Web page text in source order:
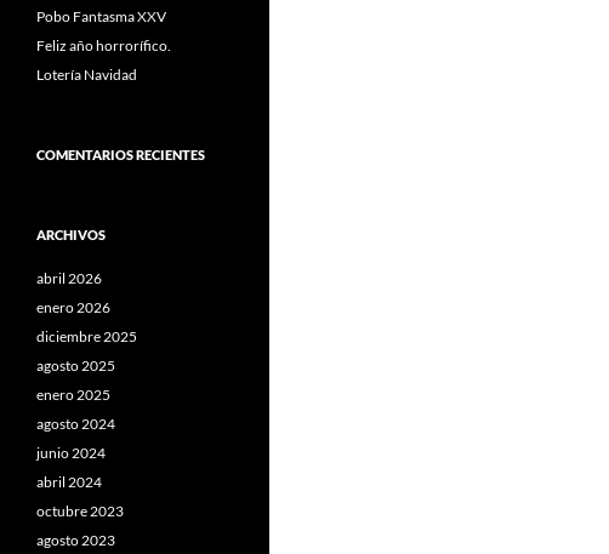
Pobo Fantasma XXV
Feliz año horrorífico.
Lotería Navidad
COMENTARIOS RECIENTES
ARCHIVOS
abril 2026
enero 2026
diciembre 2025
agosto 2025
enero 2025
agosto 2024
junio 2024
abril 2024
octubre 2023
agosto 2023